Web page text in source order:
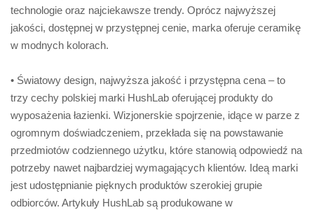
technologie oraz najciekawsze trendy. Oprócz najwyższej
jakości, dostępnej w przystępnej cenie, marka oferuje ceramikę
w modnych kolorach.
• Światowy design, najwyższa jakość i przystępna cena – to
trzy cechy polskiej marki HushLab oferującej produkty do
wyposażenia łazienki. Wizjonerskie spojrzenie, idące w parze z
ogromnym doświadczeniem, przekłada się na powstawanie
przedmiotów codziennego użytku, które stanowią odpowiedź na
potrzeby nawet najbardziej wymagających klientów. Ideą marki
jest udostępnianie pięknych produktów szerokiej grupie
odbiorców. Artykuły HushLab są produkowane w